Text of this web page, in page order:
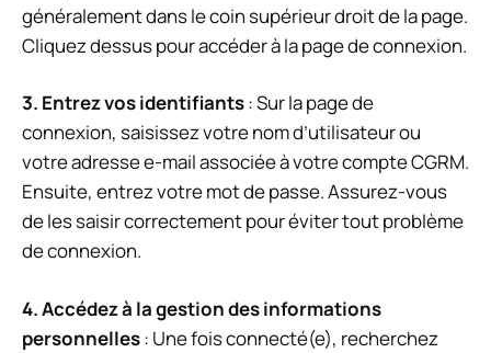
généralement dans le coin supérieur droit de la page.
Cliquez dessus pour accéder à la page de connexion.
3. Entrez vos identifiants: Sur la page de
connexion, saisissez votre nom d’utilisateur ou
votre adresse e-mail associée à votre compte CGRM.
Ensuite, entrez votre mot de passe. Assurez-vous
de les saisir correctement pour éviter tout problème
de connexion.
4. Accédez à la gestion des informations
personnelles: Une fois connecté(e), recherchez